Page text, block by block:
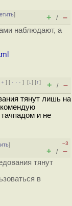
]
+ / –
наблюдают, а
] [ · · ·][↓] [↑]
+ / –
тянут лишь на
и не
]
–3
+ / –
тянут
в